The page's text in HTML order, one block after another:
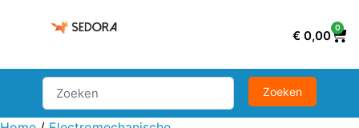
€ 0,00
0